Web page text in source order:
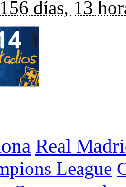
días, 13
Real
League